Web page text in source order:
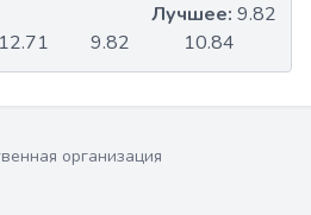
12.71 9.82 10.84
Лучшее: 9.82
организация